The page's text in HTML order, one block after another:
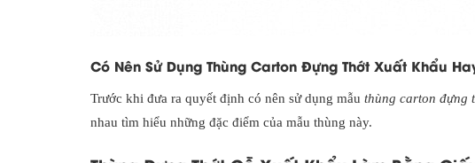
Có Nên Sử Dụng Thùng Carton Đựng Thớt Xuất Khẩu
Trước khi đưa ra quyết định có nên sử dụng mẫu thùng carton đựng
nhau tìm hiểu những đặc điểm của mẫu thùng này.